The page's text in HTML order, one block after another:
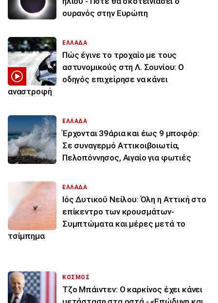
ουρανός στην Ευρώπη
ΕΛΛΑΔΑ
Πώς έγινε το τροχαίο με τους
αστυνομικούς στη Λ. Σουνίου: Ο
οδηγός επιχείρησε να κάνει
αναστροφή
ΕΛΛΑΔΑ
Έρχονται 39άρια και έως 9 μποφόρ:
Σε συναγερμό Αττικοιβοιωτία,
Πελοπόννησος, Αιγαίο για φωτιές
ΕΛΛΑΔΑ
Ιός Δυτικού Νείλου: Όλη η Αττική στο
επίκεντρο των κρουσμάτων-
Συμπτώματα και μέρες μετά το
τσίμπημα
ΚΟΣΜΟΣ
Τζο Μπάιντεν: Ο καρκίνος έχει κάνει